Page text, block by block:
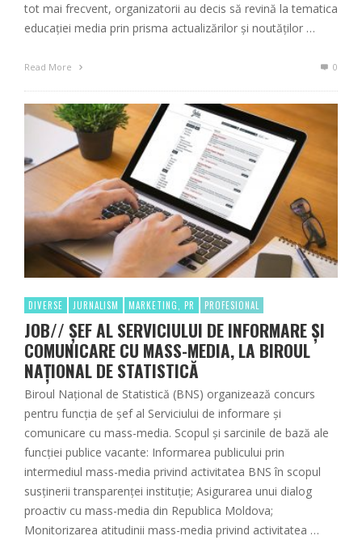
tot mai frecvent, organizatorii au decis să revină la tematica
educației media prin prisma actualizărilor și noutăților …
Read More 0
DIVERSE JURNALISM MARKETING, PR PROFESIONAL
JOB// ȘEF AL SERVICIULUI DE INFORMARE ȘI
COMUNICARE CU MASS-MEDIA, LA BIROUL
NAȚIONAL DE STATISTICĂ
Biroul Național de Statistică (BNS) organizează concurs
pentru funcția de șef al Serviciului de informare și
comunicare cu mass-media. Scopul şi sarcinile de bază ale
funcţiei publice vacante: Informarea publicului prin
intermediul mass-media privind activitatea BNS în scopul
susținerii transparenței instituție; Asigurarea unui dialog
proactiv cu mass-media din Republica Moldova;
Monitorizarea atitudinii mass-media privind activitatea …